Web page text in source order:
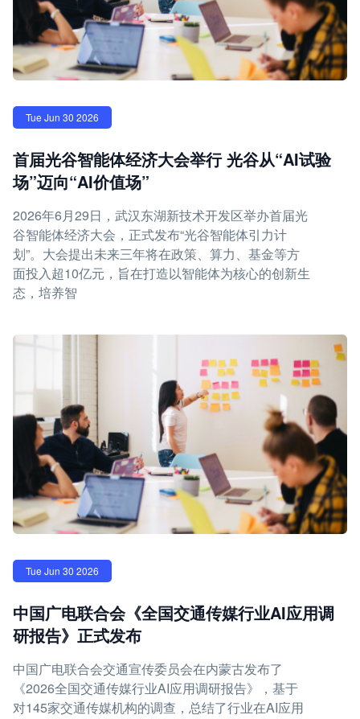
Tue Jun 30 2026
首届光谷智能体经济大会举行 光谷从“AI试验
场”迈向“AI价值场”
2026年6月29日，武汉东湖新技术开发区举办首届光
谷智能体经济大会，正式发布“光谷智能体引力计
划”。大会提出未来三年将在政策、算力、基金等方
面投入超10亿元，旨在打造以智能体为核心的创新生
态，培养智
Tue Jun 30 2026
中国广电联合会《全国交通传媒行业AI应用调
研报告》正式发布
中国广电联合会交通宣传委员会在内蒙古发布了
《2026全国交通传媒行业AI应用调研报告》，基于
对145家交通传媒机构的调查，总结了行业在AI应用